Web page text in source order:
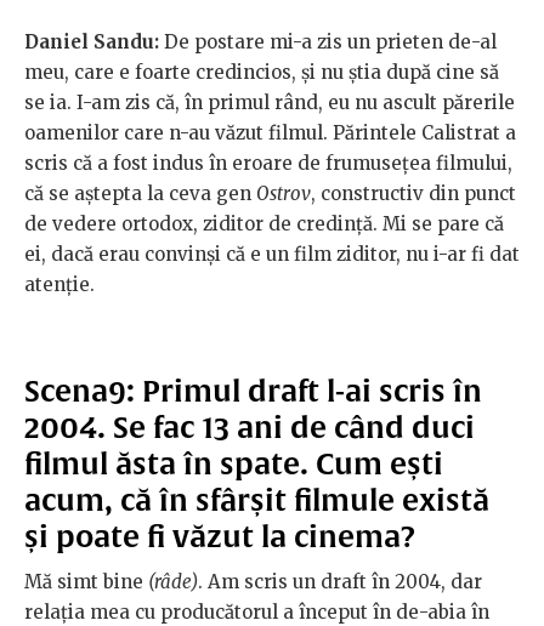
Daniel Sandu: De postare mi-a zis un prieten de-al
meu, care e foarte credincios, și nu știa după cine să
se ia. I-am zis că, în primul rând, eu nu ascult părerile
oamenilor care n-au văzut filmul. Părintele Calistrat a
scris că a fost indus în eroare de frumusețea filmului,
că se aștepta la ceva gen Ostrov, constructiv din punct
de vedere ortodox, ziditor de credință. Mi se pare că
ei, dacă erau convinși că e un film ziditor, nu i-ar fi dat
atenție.
Scena9: Primul draft l-ai scris în
2004. Se fac 13 ani de când duci
filmul ăsta în spate. Cum ești
acum, că în sfârșit filmule există
și poate fi văzut la cinema?
Mă simt bine (râde). Am scris un draft în 2004, dar
relația mea cu producătorul a început în de-abia în